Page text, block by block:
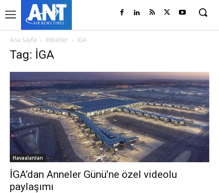
Ana Sayfa Etiketler İGA
Tag: İGA
Havaalanları
İGA’dan Anneler Günü’ne özel videolu
paylaşımı